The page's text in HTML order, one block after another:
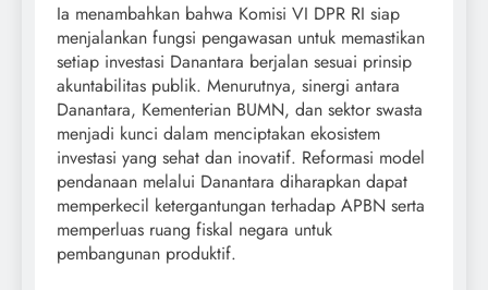
Ia menambahkan bahwa Komisi VI DPR RI siap
menjalankan fungsi pengawasan untuk memastikan
setiap investasi Danantara berjalan sesuai prinsip
akuntabilitas publik. Menurutnya, sinergi antara
Danantara, Kementerian BUMN, dan sektor swasta
menjadi kunci dalam menciptakan ekosistem
investasi yang sehat dan inovatif. Reformasi model
pendanaan melalui Danantara diharapkan dapat
memperkecil ketergantungan terhadap APBN serta
memperluas ruang fiskal negara untuk
pembangunan produktif.